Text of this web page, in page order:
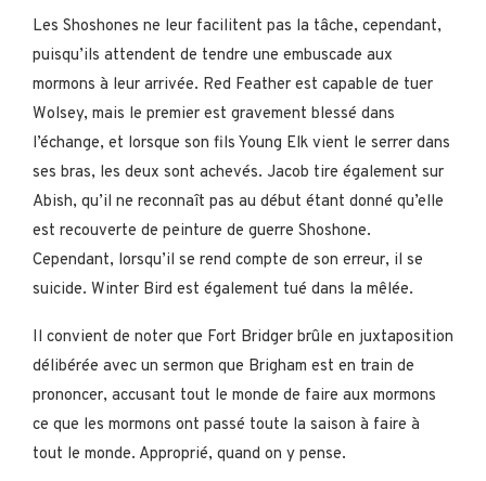
Les Shoshones ne leur facilitent pas la tâche, cependant,
puisqu’ils attendent de tendre une embuscade aux
mormons à leur arrivée. Red Feather est capable de tuer
Wolsey, mais le premier est gravement blessé dans
l’échange, et lorsque son fils Young Elk vient le serrer dans
ses bras, les deux sont achevés. Jacob tire également sur
Abish, qu’il ne reconnaît pas au début étant donné qu’elle
est recouverte de peinture de guerre Shoshone.
Cependant, lorsqu’il se rend compte de son erreur, il se
suicide. Winter Bird est également tué dans la mêlée.
Il convient de noter que Fort Bridger brûle en juxtaposition
délibérée avec un sermon que Brigham est en train de
prononcer, accusant tout le monde de faire aux mormons
ce que les mormons ont passé toute la saison à faire à
tout le monde. Approprié, quand on y pense.